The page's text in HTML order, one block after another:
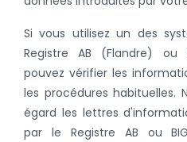
Si vous utilisez un des
Registre AB (Flandre) ou
pouvez vérifier les
les procédures habituelles.
égard les lettres
par le Registre AB ou